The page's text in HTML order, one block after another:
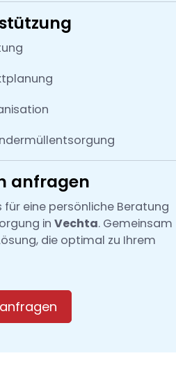
anfragen
für eine persönliche Beratung
in Vechta. Gemeinsam
die optimal zu Ihrem